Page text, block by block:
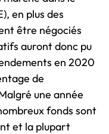
en plus des
être négociés
auront donc pu
en 2020
de
une année
fonds sont
et la plupart